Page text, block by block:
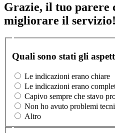
Grazie, il tuo parere
migliorare il servizio!
Quali sono stati gli
Le indicazioni erano chiare
Le indicazioni erano
Capivo sempre che stavo
Non ho avuto problemi
Altro